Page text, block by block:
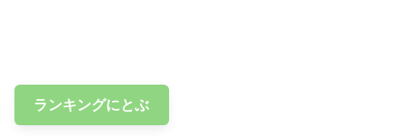
ランキングにとぶ